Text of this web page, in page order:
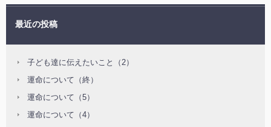
最近の投稿
子ども達に伝えたいこと（2）
運命について（終）
運命について（5）
運命について（4）